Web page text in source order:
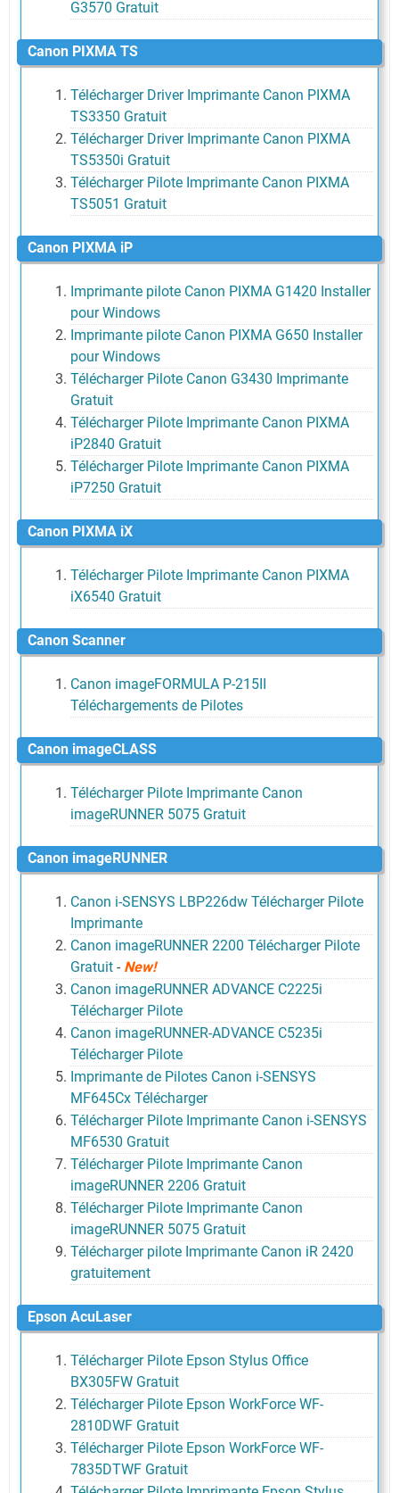
G3570 Gratuit
Canon PIXMA TS
Télécharger Driver Imprimante Canon PIXMA
TS3350 Gratuit
Télécharger Driver Imprimante Canon PIXMA
TS5350i Gratuit
Télécharger Pilote Imprimante Canon PIXMA
TS5051 Gratuit
Canon PIXMA iP
Imprimante pilote Canon PIXMA G1420 Installer
pour Windows
Imprimante pilote Canon PIXMA G650 Installer
pour Windows
Télécharger Pilote Canon G3430 Imprimante
Gratuit
Télécharger Pilote Imprimante Canon PIXMA
iP2840 Gratuit
Télécharger Pilote Imprimante Canon PIXMA
iP7250 Gratuit
Canon PIXMA iX
Télécharger Pilote Imprimante Canon PIXMA
iX6540 Gratuit
Canon Scanner
Canon imageFORMULA P-215II
Téléchargements de Pilotes
Canon imageCLASS
Télécharger Pilote Imprimante Canon
imageRUNNER 5075 Gratuit
Canon imageRUNNER
Canon i-SENSYS LBP226dw Télécharger Pilote
Imprimante
Canon imageRUNNER 2200 Télécharger Pilote
Gratuit - New!
Canon imageRUNNER ADVANCE C2225i
Télécharger Pilote
Canon imageRUNNER-ADVANCE C5235i
Télécharger Pilote
Imprimante de Pilotes Canon i-SENSYS
MF645Cx Télécharger
Télécharger Pilote Imprimante Canon i-SENSYS
MF6530 Gratuit
Télécharger Pilote Imprimante Canon
imageRUNNER 2206 Gratuit
Télécharger Pilote Imprimante Canon
imageRUNNER 5075 Gratuit
Télécharger pilote Imprimante Canon iR 2420
gratuitement
Epson AcuLaser
Télécharger Pilote Epson Stylus Office
BX305FW Gratuit
Télécharger Pilote Epson WorkForce WF-
2810DWF Gratuit
Télécharger Pilote Epson WorkForce WF-
7835DTWF Gratuit